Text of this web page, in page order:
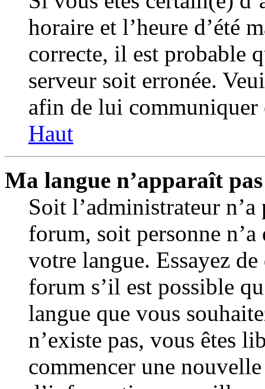
horaire et l’heure d’été
correcte, il est probable
serveur soit erronée.
afin de lui communiquer
Haut
Ma langue n’apparaît
Soit l’administrateur
forum, soit personne
votre langue. Essayez
forum s’il est possible
langue que vous
n’existe pas, vous êtes
commencer une